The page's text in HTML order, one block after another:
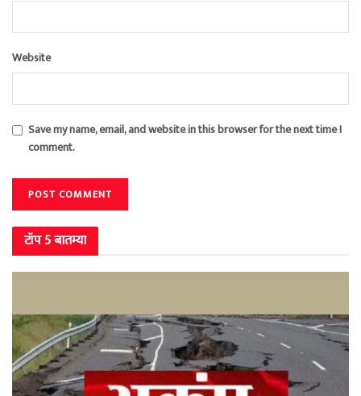
Website
Save my name, email, and website in this browser for the next time I
comment.
टॉप 5 बातम्या